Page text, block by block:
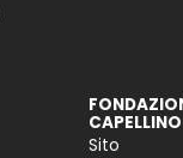
CAPELLINO
Sito